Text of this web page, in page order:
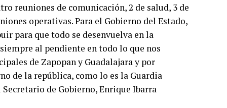
reuniones de comunicación, 2 de salud, 3 de
operativas. Para el Gobierno del Estado,
para que todo se desenvuelva en la
al pendiente en todo lo que nos
de Zapopan y Guadalajara y por
de la república, como lo es la Guardia
de Gobierno, Enrique Ibarra